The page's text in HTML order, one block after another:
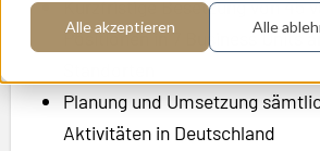
Alle akzeptieren Alle
Kurzfristige Besetzung von 45
Positionen in 7 Business Units
Planung und Umsetzung
Aktivitäten in Deutschland